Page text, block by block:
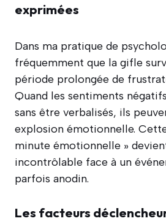
exprimées
Dans ma pratique de
fréquemment que la gifle
période prolongée de
Quand les sentiments
sans être verbalisés, ils
explosion émotionnelle.
minute émotionnelle »
incontrôlable face à un
parfois anodin.
Les facteurs